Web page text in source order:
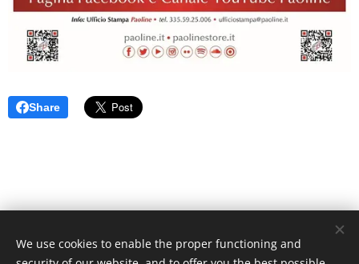
Share
Unione Superiori Generali - Via dei Penitenzieri 19 -00193 ROMA
We use cookies to enable the proper functioning and